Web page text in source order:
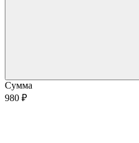
Сумма
980 ₽